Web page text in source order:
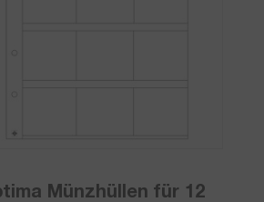
Münzhüllen für 12